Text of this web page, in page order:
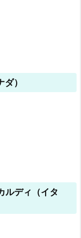
）
ルディ（イタ